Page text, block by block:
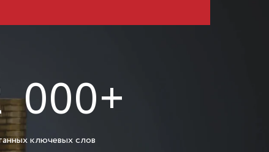
000+
ключевых слов